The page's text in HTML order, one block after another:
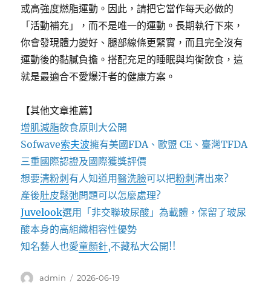
或高強度燃脂運動。因此，請把它當作每天必做的
「活動補充」，而不是唯一的運動。長期執行下來，
你會發現體力變好、腿部線條更緊實，而且完全沒有
運動後的黏膩負擔。搭配充足的睡眠與均衡飲食，這
就是最適合不愛爆汗者的健康方案。
【其他文章推薦】
增肌減脂飲食原則大公開
Sofwave索夫波擁有美國FDA、歐盟 CE、臺灣TFDA
三重國際認證及國際獲獎評價
想要清粉刺 有人知道用醫洗臉可以把粉刺清出來?
產後肚皮鬆弛問題可以怎麼處理?
Juvelook選用「非交聯玻尿酸」為載體，保留了玻尿
酸本身的高組織相容性優勢
知名藝人也愛童顏針,不藏私大公開!!
作
admin
發
2026-06-19